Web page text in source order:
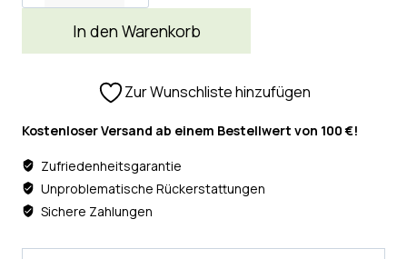
In den Warenkorb
Zur Wunschliste hinzufügen
Kostenloser Versand ab einem Bestellwert von 100 €!
Zufriedenheitsgarantie
Unproblematische Rückerstattungen
Sichere Zahlungen